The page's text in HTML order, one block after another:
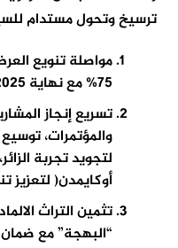
ترسيخ وتحول مستدام
مواصلة تنويع
75% مع نهاية 2025 و80% على المدى المتوسط؛
تسريع إنجاز
والمؤتمرات،
لتجويد تجربة
أوكايمدن( لتعزيز
تثمين التراث
“البهجة” مع